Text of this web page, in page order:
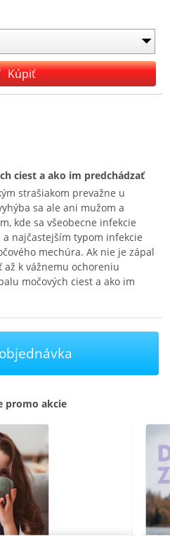
Kúpiť
ciest a ako im predchádzať
strašiakom prevažne u
sa ale ani mužom a
kde sa všeobecne infekcie
najčastejším typom infekcie
mechúra. Ak nie je zápal
až k vážnemu ochoreniu
močových ciest a ako im
promo akcie